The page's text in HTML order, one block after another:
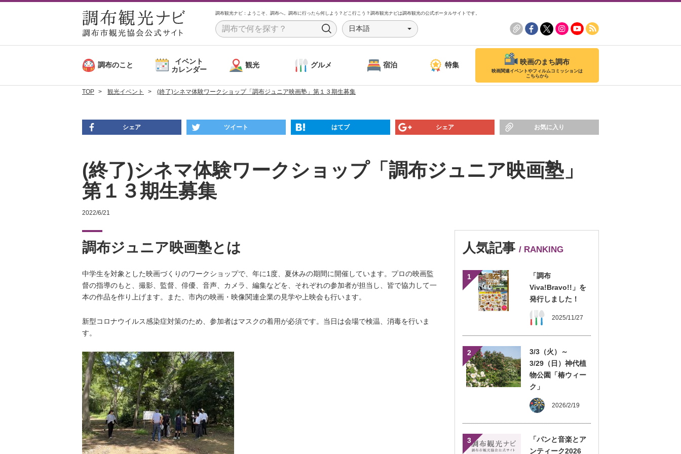
調布観光ナビ：ようこそ、調布へ。調布に行ったら何しよう？どこ行こう？調布観光ナビは調布観光の公式ポータルサイトです。
S
c
h
日本語
調布のこと
イベント
カレンダー
観光 グルメ 宿泊 特集 映画のまち調布
映画関連イベントやフィルムコミッションは
こちらから
TOP 観光イベント (終了)シネマ体験ワークショップ「調布ジュニア映画塾」第１３期生募集
シェア ツイート はてブ シェア お気に入り
(終了)シネマ体験ワークショップ「調布ジュニア映画塾」
第１３期生募集
2022/6/21
調布ジュニア映画塾とは
中学生を対象とした映画づくりのワークショップで、年に1度、夏休みの期間に開催しています。プロの映画監
督の指導のもと、撮影、監督、俳優、音声、カメラ、編集などを、それぞれの参加者が担当し、皆で協力して一
本の作品を作り上げます。また、市内の映画・映像関連企業の見学や上映会も行います。
新型コロナウイルス感染症対策のため、参加者はマスクの着用が必須です。当日は会場で検温、消毒を行いま
す。
人気記事 / RANKING
1
「調布
Viva!Bravo!!」を
発行しました！
2025/11/27
2
3/3（火）～
3/29（日）神代植
物公園「椿ウィー
ク」
2026/2/19
3
「パンと音楽とア
ンティーク2026